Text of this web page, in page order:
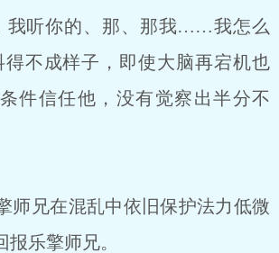
听你的、那、那我……我怎么
得不成样子，即使大脑再宕机也
件信任他，没有觉察出半分不
师兄在混乱中依旧保护法力低微
乐擎师兄。